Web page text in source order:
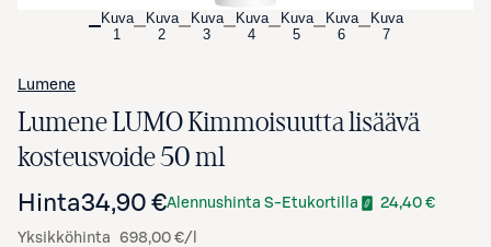
Kuva
1
Kuva
2
Kuva
3
Kuva
4
Kuva
5
Kuva
6
Kuva
7
Lumene
Lumene LUMO Kimmoisuutta lisäävä
kosteusvoide 50 ml
Hinta34,90 €Alennushinta S-Etukortilla 24,40 €
Yksikköhinta 698,00 €/l